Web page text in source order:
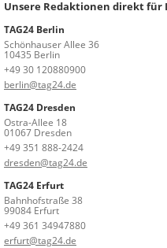
Unsere Redaktionen direkt für
TAG24 Berlin
Schönhauser Allee 36
10435 Berlin
+49 30 120880900
berlin@tag24.de
TAG24 Dresden
Ostra-Allee 18
01067 Dresden
+49 351 888-2424
dresden@tag24.de
TAG24 Erfurt
Bahnhofstraße 38
99084 Erfurt
+49 361 34947880
erfurt@tag24.de